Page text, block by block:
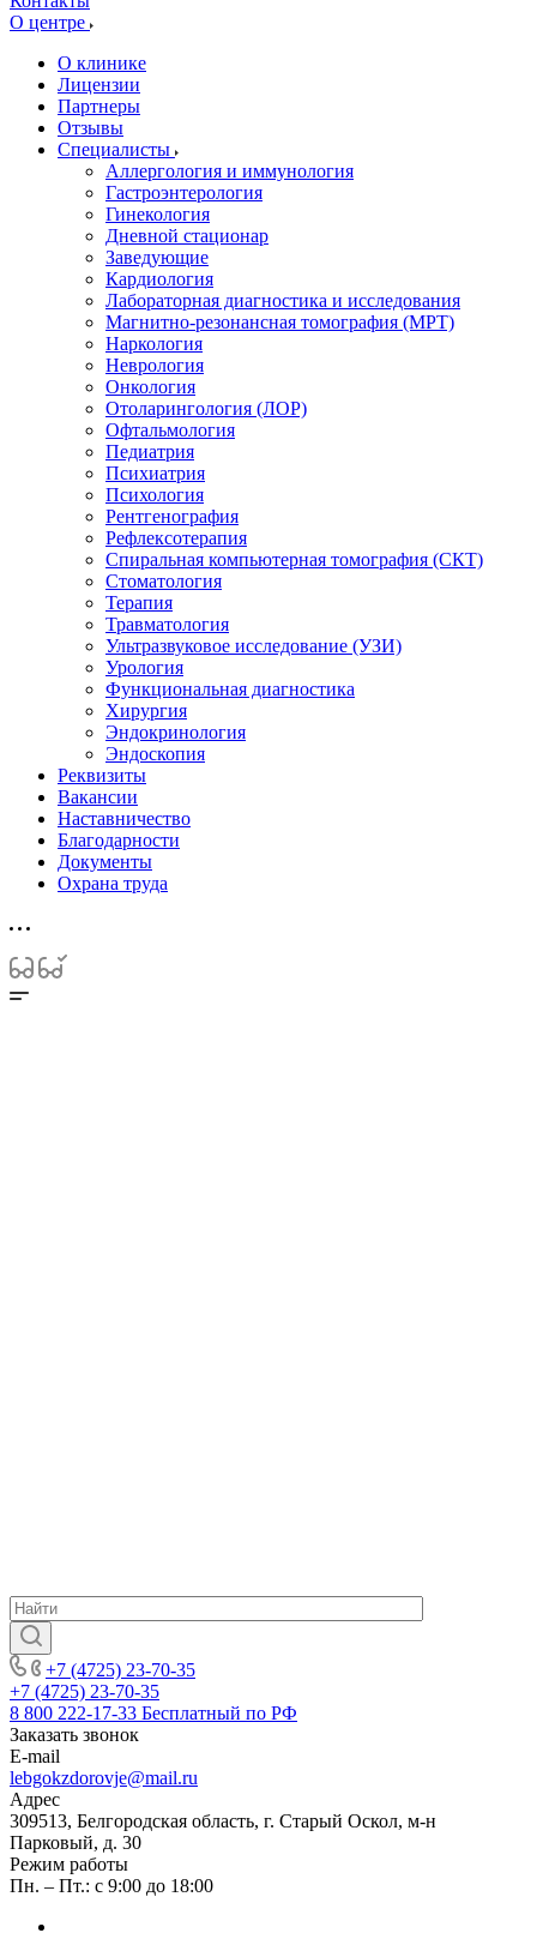
О центре
О клинике
Лицензии
Партнеры
Отзывы
Специалисты
Аллергология и иммунология
Гастроэнтерология
Гинекология
Дневной стационар
Заведующие
Кардиология
Лабораторная диагностика и исследования
Магнитно-резонансная томография (МРТ)
Наркология
Неврология
Онкология
Отоларингология (ЛОР)
Офтальмология
Педиатрия
Психиатрия
Психология
Рентгенография
Рефлексотерапия
Спиральная компьютерная томография (СКТ)
Стоматология
Терапия
Травматология
Ультразвуковое исследование (УЗИ)
Урология
Функциональная диагностика
Хирургия
Эндокринология
Эндоскопия
Реквизиты
Вакансии
Наставничество
Благодарности
Документы
Охрана труда
+7 (4725) 23-70-35
+7 (4725) 23-70-35
8 800 222-17-33 Бесплатный по РФ
Заказать звонок
E-mail
lebgokzdorovje@mail.ru
Адрес
309513, Белгородская область, г. Старый Оскол, м-н
Парковый, д. 30
Режим работы
Пн. – Пт.: с 9:00 до 18:00